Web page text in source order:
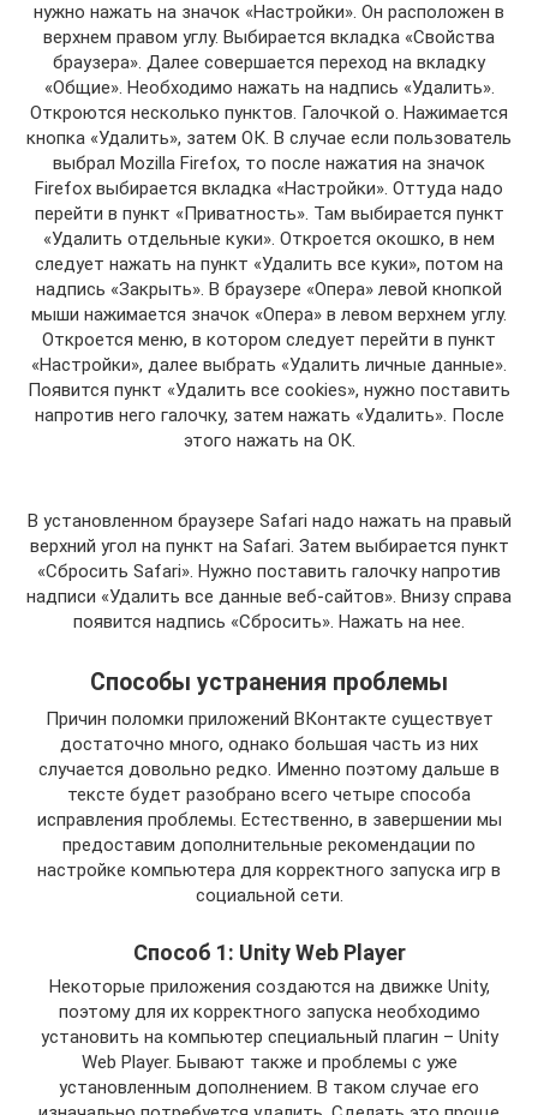
нужно нажать на значок «Настройки». Он расположен в
верхнем правом углу. Выбирается вкладка «Свойства
браузера». Далее совершается переход на вкладку
«Общие». Необходимо нажать на надпись «Удалить».
Откроются несколько пунктов. Галочкой о. Нажимается
кнопка «Удалить», затем ОК. В случае если пользователь
выбрал Mozilla Firefox, то после нажатия на значок
Firefox выбирается вкладка «Настройки». Оттуда надо
перейти в пункт «Приватность». Там выбирается пункт
«Удалить отдельные куки». Откроется окошко, в нем
следует нажать на пункт «Удалить все куки», потом на
надпись «Закрыть». В браузере «Опера» левой кнопкой
мыши нажимается значок «Опера» в левом верхнем углу.
Откроется меню, в котором следует перейти в пункт
«Настройки», далее выбрать «Удалить личные данные».
Появится пункт «Удалить все cookies», нужно поставить
напротив него галочку, затем нажать «Удалить». После
этого нажать на ОК.
В установленном браузере Safari надо нажать на правый
верхний угол на пункт на Safari. Затем выбирается пункт
«Сбросить Safari». Нужно поставить галочку напротив
надписи «Удалить все данные веб-сайтов». Внизу справа
появится надпись «Сбросить». Нажать на нее.
Способы устранения проблемы
Причин поломки приложений ВКонтакте существует
достаточно много, однако большая часть из них
случается довольно редко. Именно поэтому дальше в
тексте будет разобрано всего четыре способа
исправления проблемы. Естественно, в завершении мы
предоставим дополнительные рекомендации по
настройке компьютера для корректного запуска игр в
социальной сети.
Способ 1: Unity Web Player
Некоторые приложения создаются на движке Unity,
поэтому для их корректного запуска необходимо
установить на компьютер специальный плагин – Unity
Web Player. Бывают также и проблемы с уже
установленным дополнением. В таком случае его